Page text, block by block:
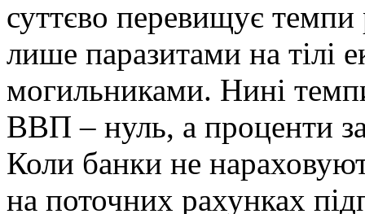
суттєво перевищує
лише паразитами на тілі
могильниками. Нині
ВВП – нуль, а проценти
Коли банки не
на поточних рахунках